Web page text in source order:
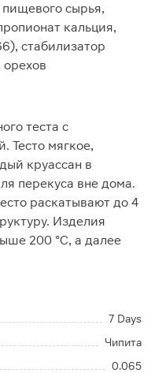
сырья,
кальция,
стабилизатор
теста с
Тесто мягкое,
круассан в
перекуса вне дома.
раскатывают до 4
Изделия
200 °C, а далее
7 Days
Чипита
0.065